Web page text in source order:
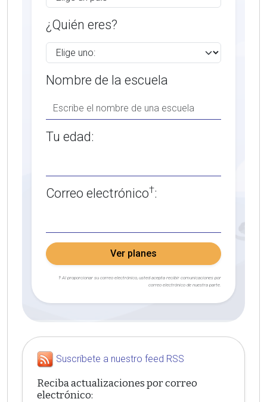
¿Quién eres?
Nombre de la escuela
Tu edad:
Correo electrónico†:
Ver planes
† Al proporcionar su correo electrónico, usted acepta recibir comunicaciones por
correo electrónico de nuestra parte.
Suscríbete a nuestro feed RSS
Reciba actualizaciones por correo
electrónico: